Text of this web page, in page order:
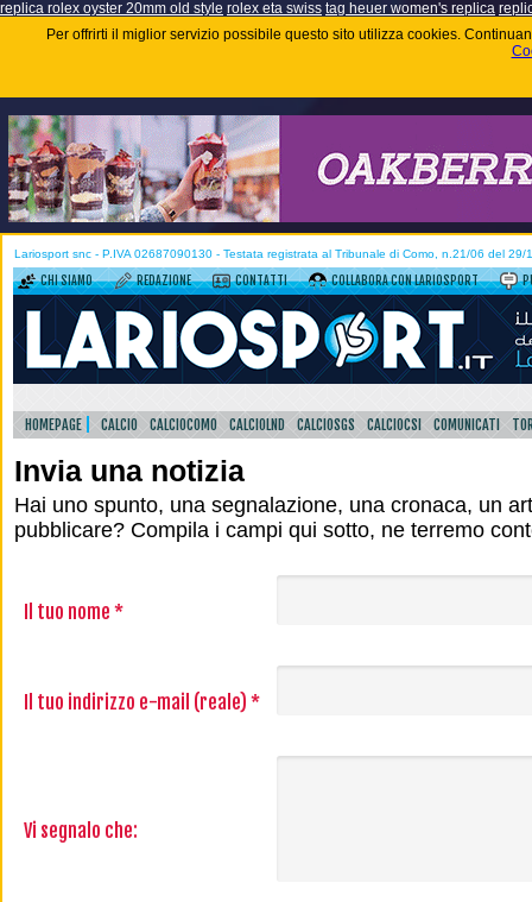
replica rolex oyster 20mm old style rolex eta swiss tag heuer women's replica
Per offrirti il miglior servizio possibile questo sito utilizza cookies.
Lariosport snc - P.IVA 02687090130 - Testata registrata al Tribunale di Como, n.21/06 del 29/
CHI SIAMO REDAZIONE CONTATTI COLLABORA CON LARIOSPORT
HOMEPAGE CALCIO CALCIOCOMO CALCIOLND CALCIOSGS CALCIOCSI COMUNICATI
Invia una notizia
Hai uno spunto, una segnalazione, una cronaca, un
pubblicare? Compila i campi qui sotto, ne terremo
Il tuo nome *
Il tuo indirizzo e-mail (reale) *
Vi segnalo che: